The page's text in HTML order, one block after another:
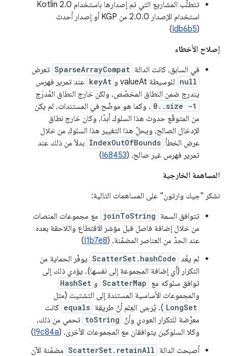
تتطلّب المشاريع التي تم إصدارها باستخدام Kotlin 2.0
استخدام الإصدار 2.0.0 من KGP أو إصدار أحدث
(
Idb6b5
)
إصلاح الأخطاء
في السابق، كانت الدالة SparseArrayCompat تعرض
null للوسيطة valueAt و keyAt عند تمرير فهرس
يندرج ضمن النطاق المخصّص، ولكن خارج النطاق المُدرَج
0..size -1 . وكما هو موضّح في المستندات، لم يكن
من المتوقّع حدوث هذا السلوك أبدًا، وكان خارج نطاق
الإدخال الصالح، ويحلّ هذا التغيير هذا السلوك من خلال
عرض الخطأ IndexOutOfBounds بدلاً من ذلك عند
تمرير فهرس غير صالح. (I68453
)
المساهمة الخارجية
نشكر "جيك وارتون" على المساهمات التالية:
تتوافق السمة joinToString مع مجموعات المنصات
من خلال إضافة فاصل قبل مؤشر الاقتطاع واللاحقة بعده
عند الحدّ من العناصر المضمّنة. (I1b7e8
)
لم يعُد ScatterSet.hashCode يوفّر الحماية من
التكرار (أي إضافة المجموعة إلى نفسها). يؤدي ذلك إلى
توافق سلوكه مع ScatterMap و HashSet
والمجموعات الأساسية المستندة إلى التشتيت (مثل
LongSet ). يُرجى العِلم أنّ طريقة equals كانت
معرَّضة للتكرار العودي وأنّ toString تحمي من ذلك،
وكلا السلوكين يتوافقان مع المجموعات الأخرى. (I9c84a
)
أصبحت الدالة ScatterSet.retainAll مضمّنة الآن